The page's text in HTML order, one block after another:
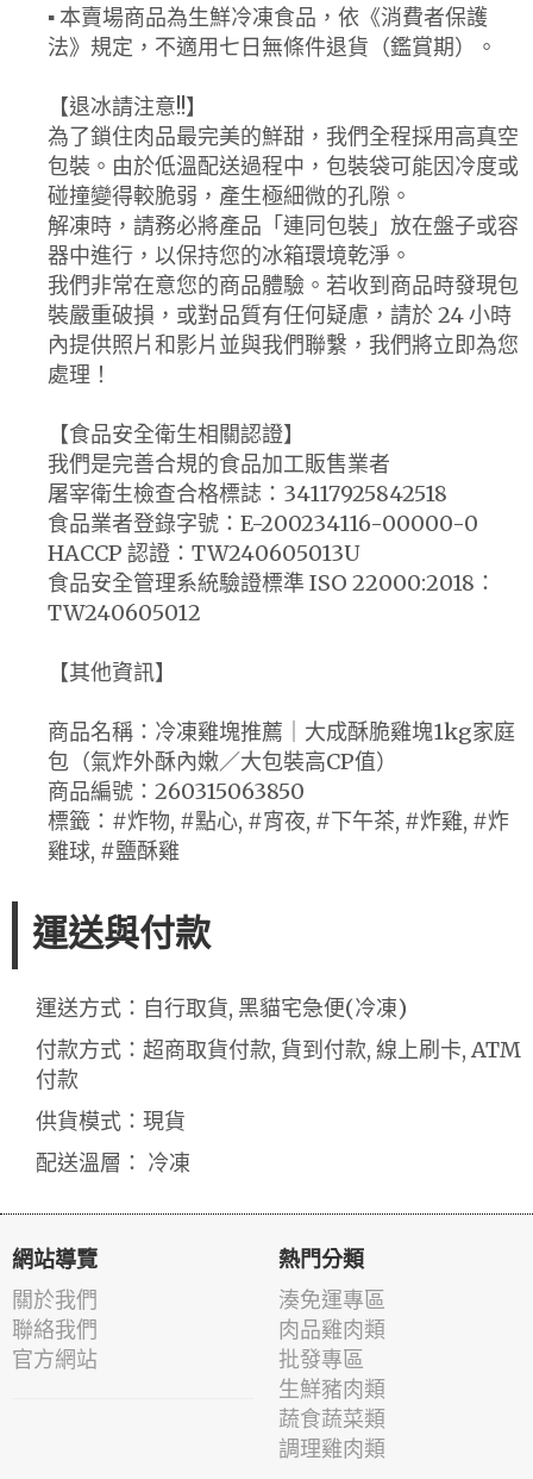
▪ 本賣場商品為生鮮冷凍食品，依《消費者保護
法》規定，不適用七日無條件退貨（鑑賞期）。
【退冰請注意!!】
為了鎖住肉品最完美的鮮甜，我們全程採用高真空
包裝。由於低溫配送過程中，包裝袋可能因冷度或
碰撞變得較脆弱，產生極細微的孔隙。
解凍時，請務必將產品「連同包裝」放在盤子或容
器中進行，以保持您的冰箱環境乾淨。
我們非常在意您的商品體驗。若收到商品時發現包
裝嚴重破損，或對品質有任何疑慮，請於 24 小時
內提供照片和影片並與我們聯繫，我們將立即為您
處理！
【食品安全衛生相關認證】
我們是完善合規的食品加工販售業者
屠宰衛生檢查合格標誌：34117925842518
食品業者登錄字號：E-200234116-00000-0
HACCP 認證：TW240605013U
食品安全管理系統驗證標準 ISO 22000:2018：
TW240605012
【其他資訊】
商品名稱：冷凍雞塊推薦｜大成酥脆雞塊1kg家庭
包（氣炸外酥內嫩／大包裝高CP值）
商品編號：260315063850
標籤：#炸物, #點心, #宵夜, #下午茶, #炸雞, #炸
雞球, #鹽酥雞
運送與付款
運送方式：自行取貨, 黑貓宅急便(冷凍)
付款方式：超商取貨付款, 貨到付款, 線上刷卡, ATM
付款
供貨模式：現貨
配送溫層： 冷凍
網站導覽
關於我們
聯絡我們
官方網站
熱門分類
湊免運專區
肉品雞肉類
批發專區
生鮮豬肉類
蔬食蔬菜類
調理雞肉類